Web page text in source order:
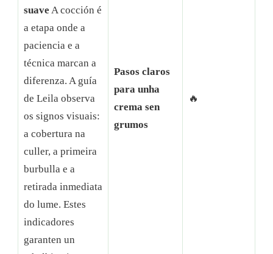
suave A cocción é
a etapa onde a
paciencia e a
técnica marcan a
diferenza. A guía
de Leila observa
os signos visuais:
a cobertura na
culler, a primeira
burbulla e a
retirada inmediata
do lume. Estes
indicadores
garanten un
Pasos claros
para unha
crema sen
grumos
🔥